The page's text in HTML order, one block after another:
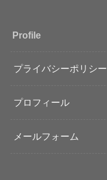
Profile
プライバシーポリシー
プロフィール
メールフォーム